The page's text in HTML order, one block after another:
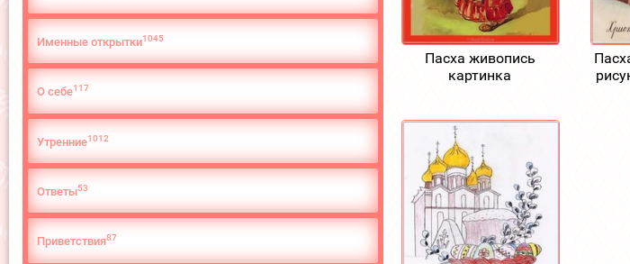
Именные открытки1045
О cебе117
Утренние1012
Ответы53
Приветствия87
Пасха живопись
картинка